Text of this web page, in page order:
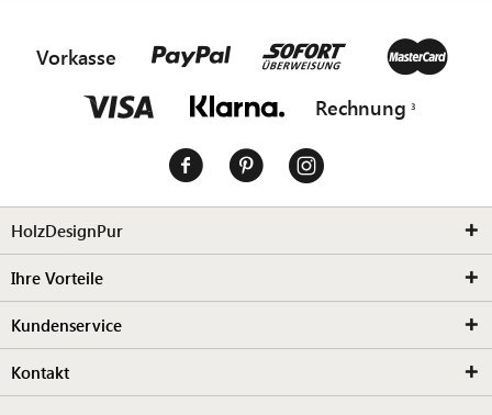
Vorkasse
Rechnung
HolzDesignPur
Ihre Vorteile
Kundenservice
Kontakt